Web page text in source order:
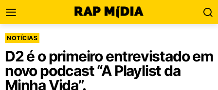
NOTÍCIAS
D2 é o primeiro entrevistado em
novo podcast “A Playlist da
Minha Vida”.